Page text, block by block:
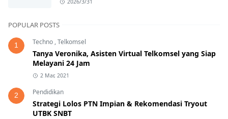
2026/3/31
POPULAR POSTS
1 Techno ,Telkomsel
Tanya Veronika, Asisten Virtual Telkomsel yang Siap
Melayani 24 Jam
2 Mar, 2021
2 Pendidikan
Strategi Lolos PTN Impian & Rekomendasi Tryout
UTBK SNBT